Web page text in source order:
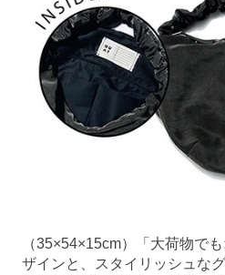
（35×54×15cm）「大荷物で
ザインと、スタイリッシュな